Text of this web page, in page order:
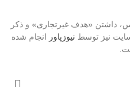
داشتن «هدف غیرتجاری» و ذکر
نیز توسط نیوزپاور انجام شده